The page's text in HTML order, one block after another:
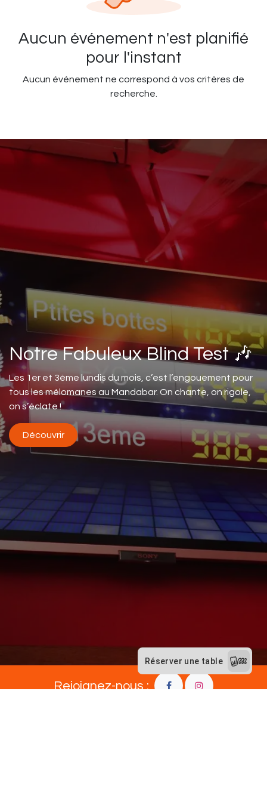
Aucun événement n'est planifié
pour l'instant
Aucun événement ne correspond à vos critères de
recherche.
Notre Fabuleux Blind Test 🎶
Les 1er et 3ème lundis du mois, c’est l’engouement pour
tous les mélomanes au Mandabar. On chante, on rigole,
on s’éclate !
Découvrir
Rejoignez-nous :